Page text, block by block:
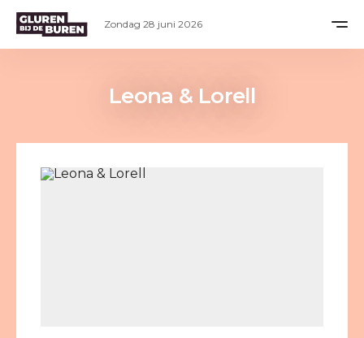
Leona & Lorell
Zondag 28 juni 2026